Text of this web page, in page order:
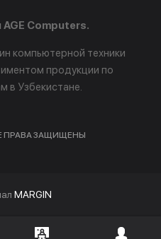
Computers.
компьютерной техники
продукции по
в Узбекистане.
ПРАВА ЗАЩИЩЕНЫ
MARGIN